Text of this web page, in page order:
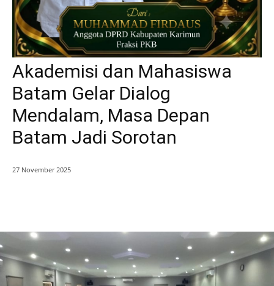
Akademisi dan Mahasiswa
Batam Gelar Dialog
Mendalam, Masa Depan
Batam Jadi Sorotan
27 November 2025